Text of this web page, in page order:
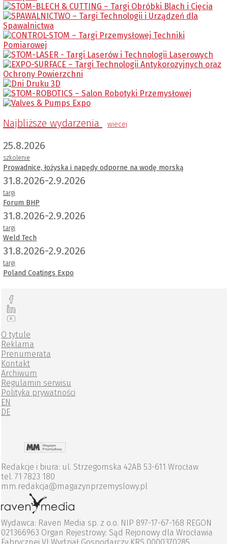
Najbliższe wydarzenia wiecej
25.8.2026
szkolenie
Prowadnice, łożyska i napędy odporne na wodę morską
31.8.2026-2.9.2026
targi
Forum BHP
31.8.2026-2.9.2026
targi
Weld Tech
31.8.2026-2.9.2026
targi
Poland Coatings Expo
O tytule
Reklama
Prenumerata
Kontakt
Archiwum
Regulamin serwisu
Polityka prywatności
EN
DE
Redakcje i biura: ul. Strzegomska 42AB 53-611 Wrocław
tel. 71 7823 180
mm.redakcja@magazynprzemyslowy.pl
Wydawca: Raven Media sp. z o.o. NIP 897-17-67-168 REGON
021366963 Organ Rejestrowy: Sąd Rejonowy dla Wrocławia